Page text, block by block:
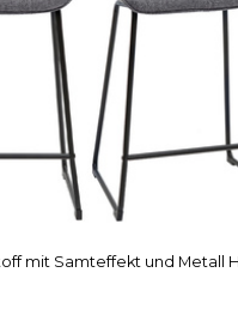
mit Samteffekt und Metall